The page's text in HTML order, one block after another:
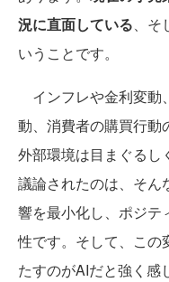
況に直面している、そ
いうことです。
インフレや金利変動
動、消費者の購買行動
外部環境は目まぐるし
議論されたのは、そん
響を最小化し、ポジテ
性です。そして、この
たすのがAIだと強く感